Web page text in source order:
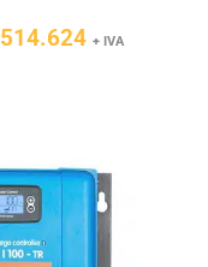
514.624El
$514.624.
+ IVA